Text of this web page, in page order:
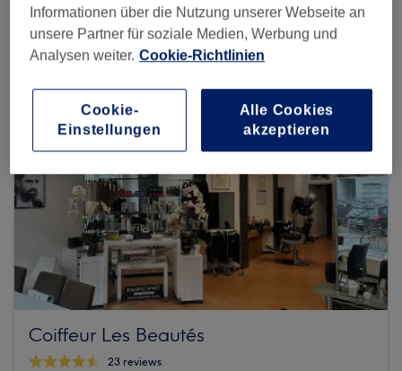
Brunnenstraße 85, 13355 Berlin
Coiffeur Les Beautés
23 reviews
Informationen über die Nutzung unserer Webseite an
unsere Partner für soziale Medien, Werbung und
Analysen weiter. Cookie-Richtlinien
Cookie-
Einstellungen
Alle Cookies
akzeptieren